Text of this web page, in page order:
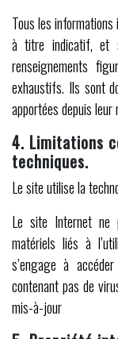
Tous les
à titre indicatif, et
renseignements
exhaustifs. Ils sont
apportées depuis leur
4. Limitations
techniques.
Le site utilise la
Le site Internet ne
matériels liés à
s’engage à
contenant pas de
mis-à-jour